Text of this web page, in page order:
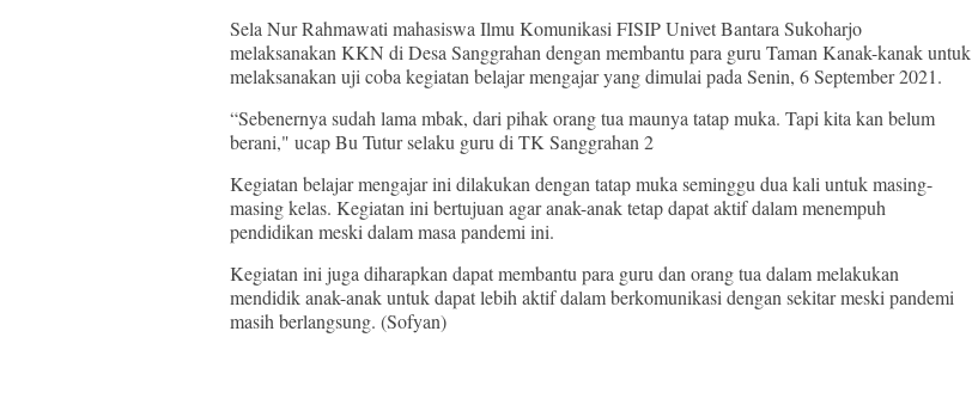
Sela Nur Rahmawati mahasiswa Ilmu Komunikasi FISIP Univet Bantara Sukoharjo
melaksanakan KKN di Desa Sanggrahan dengan membantu para guru Taman Kanak-kanak untuk
melaksanakan uji coba kegiatan belajar mengajar yang dimulai pada Senin, 6 September 2021.
“Sebenernya sudah lama mbak, dari pihak orang tua maunya tatap muka. Tapi kita kan belum
berani," ucap Bu Tutur selaku guru di TK Sanggrahan 2
Kegiatan belajar mengajar ini dilakukan dengan tatap muka seminggu dua kali untuk masing-
masing kelas. Kegiatan ini bertujuan agar anak-anak tetap dapat aktif dalam menempuh
pendidikan meski dalam masa pandemi ini.
Kegiatan ini juga diharapkan dapat membantu para guru dan orang tua dalam melakukan
mendidik anak-anak untuk dapat lebih aktif dalam berkomunikasi dengan sekitar meski pandemi
masih berlangsung. (Sofyan)